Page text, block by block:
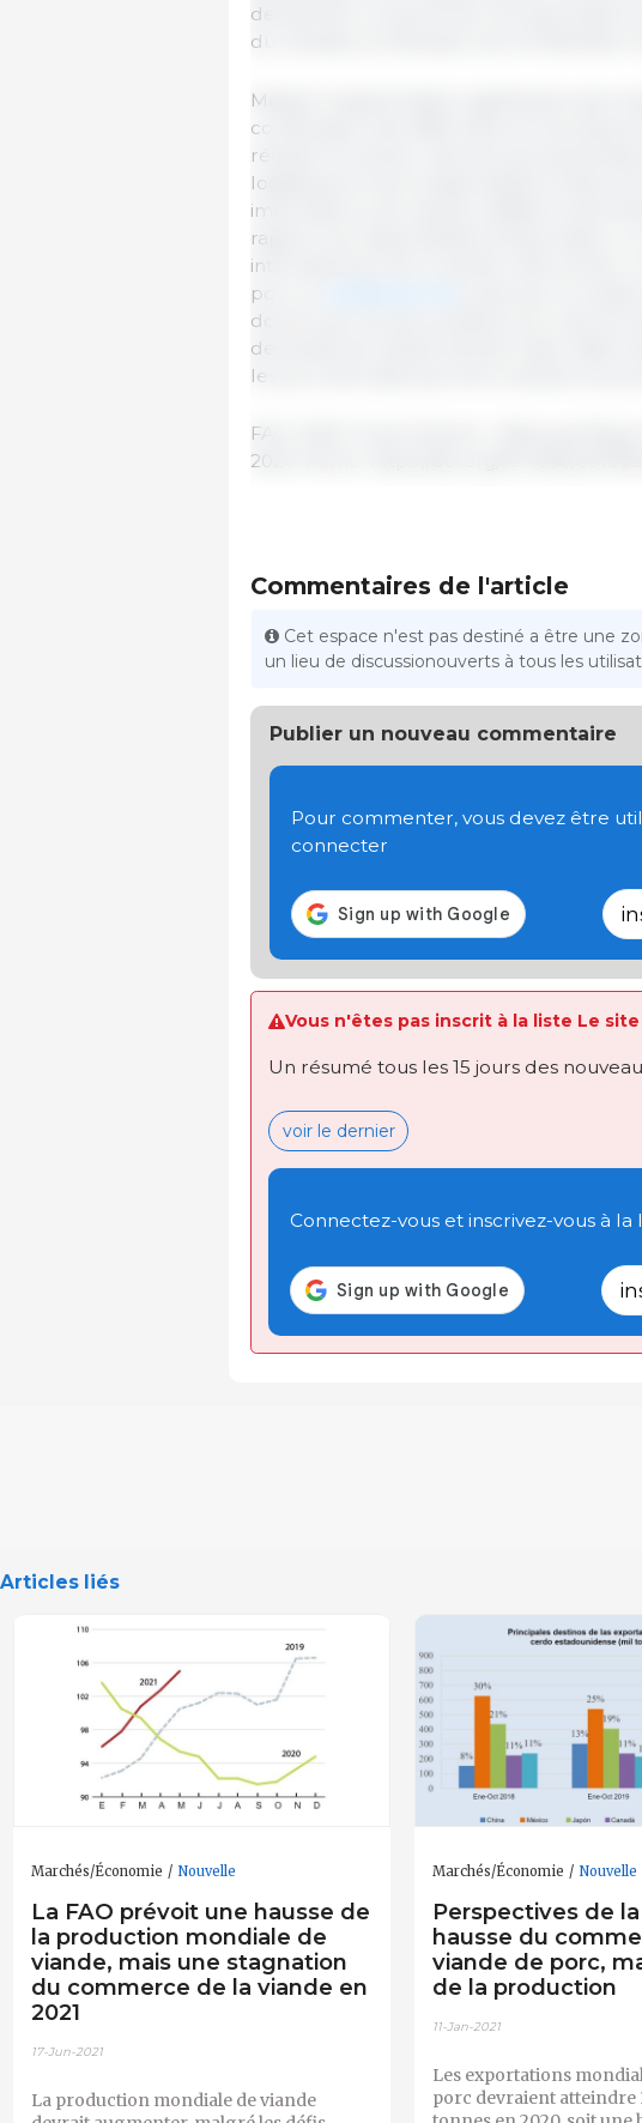
devrait être couverte par les exportations
du Canada, du Mexique, de la Fédération
Malgré l'augmentation significative des
combinaison des difficultés économiques
réduite du secteur des services
logistiques et de la disponibilité limitée de
importateurs de viande a affaibli la
rapport aux disponibilités d'exportation,
internationaux de la viande cette année.
pour la
donné que les perturbations du marché
demande de viande devrait rester faible
les prix internationaux de la viande sous
FAO. 2020. Food Outlook - Biannual
2020. Rome. https://doi.org/10.4060/
Commentaires de l'article
Cet espace n'est pas destiné a être une
un lieu de discussionouverts à tous les
Publier un nouveau commentaire
Pour commenter, vous devez être
connecter
Vous n'êtes pas inscrit à la liste Le
Un résumé tous les 15 jours des
voir le dernier
Connectez-vous et inscrivez-vous à la
Articles liés
Marchés/Économie Nouvelle
La FAO prévoit une hausse de
la production mondiale de
viande, mais une stagnation
du commerce de la viande en
2021
17-Jun-2021
La production mondiale de viande
Marchés/Économie Nouvelle
Perspectives de la
hausse du
viande de porc,
de la production
11-Jan-2021
Les exportations
porc devraient atteindre